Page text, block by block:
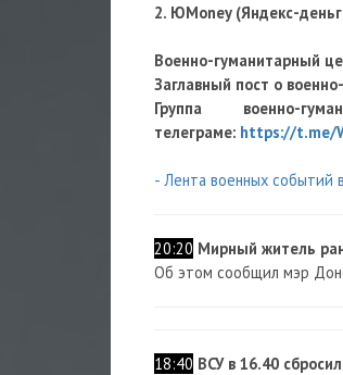
2. ЮMoney (Яндекс-
Военно-гуманитарный
Заглавный пост о
Группа военно-
телеграме: https://t.me/
- Лента военных событий
20:20 Мирный житель
Об этом сообщил мэр
18:40 ВСУ в 16.40